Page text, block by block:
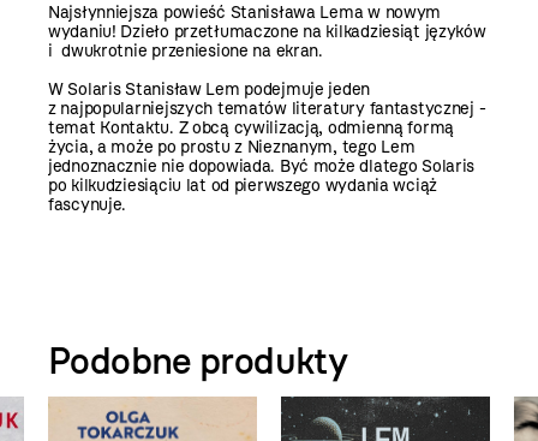
Najsłynniejsza powieść Stanisława Lema w nowym
wydaniu! Dzieło przetłumaczone na kilkadziesiąt języków
i dwukrotnie przeniesione na ekran.
W Solaris Stanisław Lem podejmuje jeden
z najpopularniejszych tematów literatury fantastycznej -
temat Kontaktu. Z obcą cywilizacją, odmienną formą
życia, a może po prostu z Nieznanym, tego Lem
jednoznacznie nie dopowiada. Być może dlatego Solaris
po kilkudziesiąciu lat od pierwszego wydania wciąż
fascynuje.
Podobne produkty